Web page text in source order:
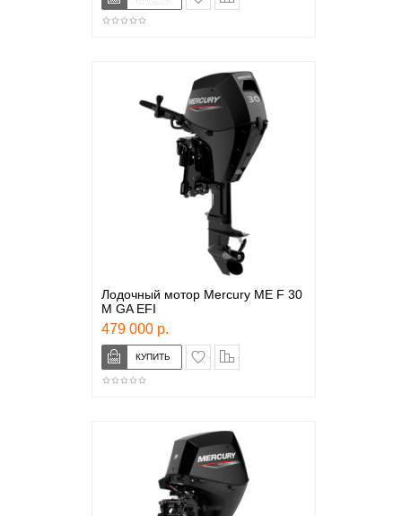
Лодочный мотор Mercury ME F 30
M GA EFI
479 000 р.
в закладки